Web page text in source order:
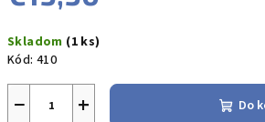
cena:
Skladom (1 ks)
Kód: 410
+
− Do